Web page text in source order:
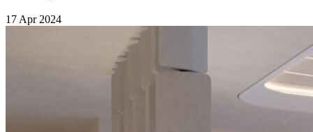
17 Apr 2024